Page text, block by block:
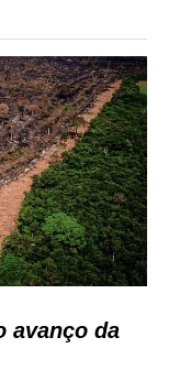
avanço da